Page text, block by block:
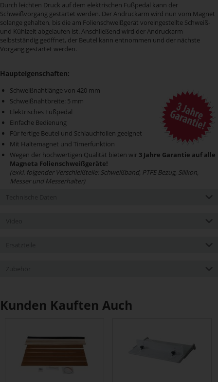
Durch leichten Druck auf dem elektrischen Fußpedal kann der
Schweißvorgang gestartet werden. Der Andruckarm wird nun vom Magnet
solange gehalten, bis die am Folienschweißgerät voreingestellte Schweiß-
und Kühlzeit abgelaufen ist. Anschließend wird der Andruckarm
selbstständig geöffnet, der Beutel kann entnommen und der nächste
Vorgang gestartet werden.
Haupteigenschaften:
Schweißnahtlänge von 420 mm
Schweißnahtbreite: 5 mm
Elektrisches Fußpedal
Einfache Bedienung
Für fertige Beutel und Schlauchfolien geeignet
Mit Haltemagnet und Timerfunktion
Wegen der hochwertigen Qualität bieten wir 3 Jahre Garantie auf alle
Magneta Folienschweißgeräte!
(exkl. folgender Verschleißteile: Schweißband, PTFE Bezug, Silikon,
Messer und Messerhalter)
Kunden Kauften Auch